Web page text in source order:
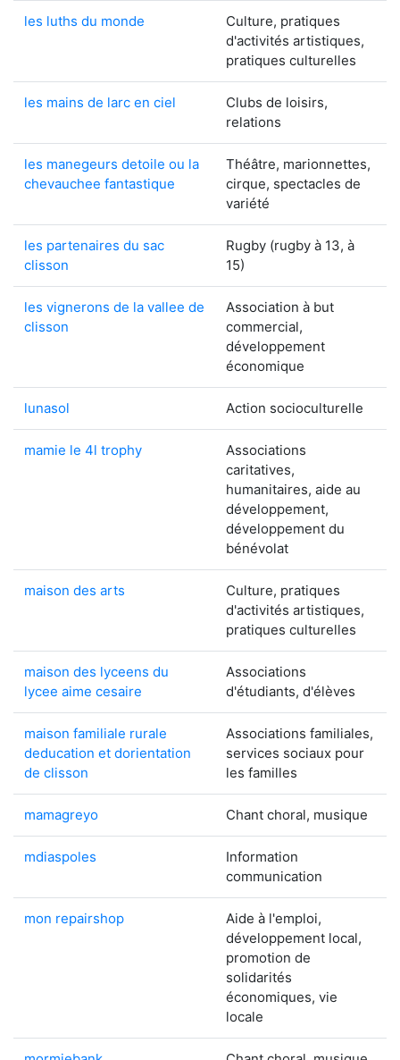
les luths du monde
Culture, pratiques
d'activités artistiques,
pratiques culturelles
les mains de larc en ciel
Clubs de loisirs,
relations
les manegeurs detoile ou la
chevauchee fantastique
Théâtre, marionnettes,
cirque, spectacles de
variété
les partenaires du sac
clisson
Rugby (rugby à 13, à
15)
les vignerons de la vallee de
clisson
Association à but
commercial,
développement
économique
lunasol Action socioculturelle
mamie le 4l trophy
Associations
caritatives,
humanitaires, aide au
développement,
développement du
bénévolat
maison des arts
Culture, pratiques
d'activités artistiques,
pratiques culturelles
maison des lyceens du
lycee aime cesaire
Associations
d'étudiants, d'élèves
maison familiale rurale
deducation et dorientation
de clisson
Associations familiales,
services sociaux pour
les familles
mamagreyo Chant choral, musique
mdiaspoles
Information
communication
mon repairshop
Aide à l'emploi,
développement local,
promotion de
solidarités
économiques, vie
locale